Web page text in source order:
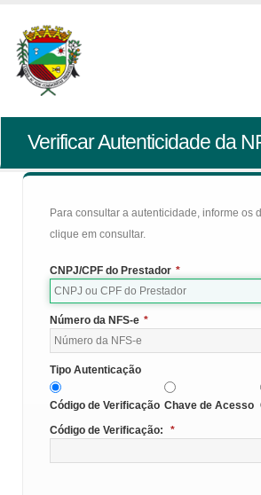
Verificar Autenticidade da
Para consultar a autenticidade, informe os
clique em consultar.
CNPJ/CPF do Prestador *
Número da NFS-e *
Tipo Autenticação
Código de Verificação Chave de Acesso
Código de Verificação:
*